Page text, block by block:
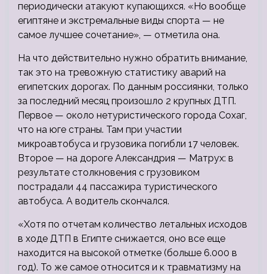
периодически атакуют купающихся. «Но вообще
египтяне и экстремальные виды спорта — не
самое лучшее сочетание», — отметила она.
На что действительно нужно обратить внимание,
так это на тревожную статистику аварий на
египетских дорогах. По данным россиянки, только
за последний месяц произошло 2 крупных ДТП.
Первое — около нетуристического города Сохаг,
что на юге страны. Там при участии
микроавтобуса и грузовика погибли 17 человек.
Второе — на дороге Александрия — Матрух: в
результате столкновения с грузовиком
пострадали 44 пассажира туристического
автобуса. А водитель скончался.
«Хотя по отчетам количество летальных исходов
в ходе ДТП в Египте снижается, оно все еще
находится на высокой отметке (больше 6.000 в
год). То же самое относится и к травматизму на